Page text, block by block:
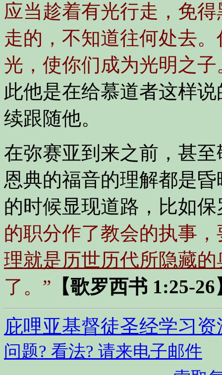
应当趁着有光行走，免
走的，不知道往何处去
光，使你们成为光明之子
此他是在给慕道者这样
续跟随他。
在弥赛亚到来之前，甚
恩典的福音的理解都是
的时候显现道路，比如
的职分作了教会的执事
理就是历世历代所隐藏的
了。” 【歌罗西书 1:25-26
庇哩亚基督徒圣经学习资
问题? 看法? 请来电子邮件